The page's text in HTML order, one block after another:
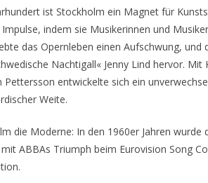
ist Stockholm ein Magnet für
indem sie Musikerinnen und
das Opernleben einen Aufschwung, und
Nachtigall« Jenny Lind hervor.
entwickelte sich ein
Weite.
die Moderne: In den 1960er Jahren wurde
ABBAs Triumph beim Eurovision Song